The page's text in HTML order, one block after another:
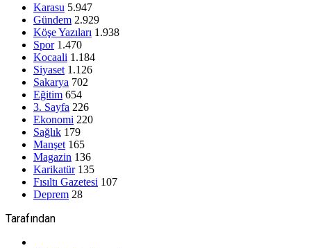
Karasu 5.947
Gündem 2.929
Köşe Yazıları 1.938
Spor 1.470
Kocaali 1.184
Siyaset 1.126
Sakarya 702
Eğitim 654
3. Sayfa 226
Ekonomi 220
Sağlık 179
Manşet 165
Magazin 136
Karikatür 135
Fısıltı Gazetesi 107
Deprem 28
Tarafından